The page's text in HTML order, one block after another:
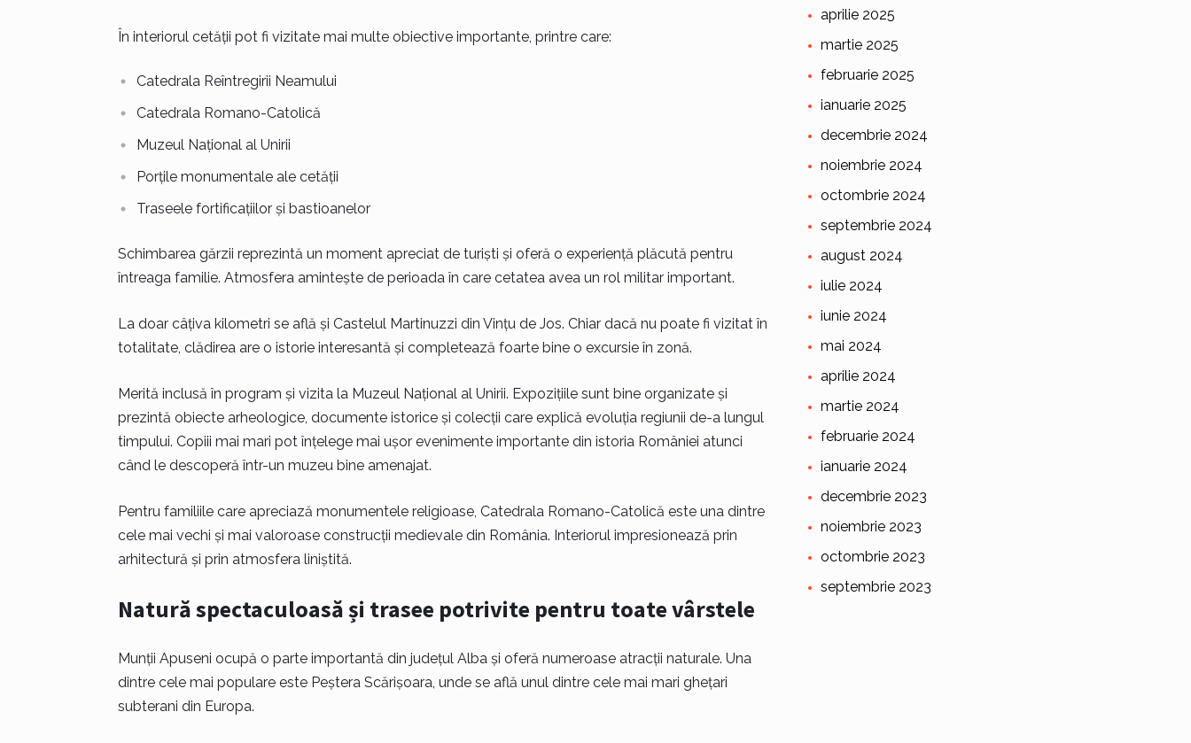
În interiorul cetății pot fi vizitate mai multe obiective importante, printre care:
Catedrala Reîntregirii Neamului
Catedrala Romano-Catolică
Muzeul Național al Unirii
Porțile monumentale ale cetății
Traseele fortificațiilor și bastioanelor
Schimbarea gărzii reprezintă un moment apreciat de turiști și oferă o experiență plăcută pentru
întreaga familie. Atmosfera amintește de perioada în care cetatea avea un rol militar important.
La doar câțiva kilometri se află și Castelul Martinuzzi din Vințu de Jos. Chiar dacă nu poate fi vizitat în
totalitate, clădirea are o istorie interesantă și completează foarte bine o excursie în zonă.
Merită inclusă în program și vizita la Muzeul Național al Unirii. Expozițiile sunt bine organizate și
prezintă obiecte arheologice, documente istorice și colecții care explică evoluția regiunii de-a lungul
timpului. Copiii mai mari pot înțelege mai ușor evenimente importante din istoria României atunci
când le descoperă într-un muzeu bine amenajat.
Pentru familiile care apreciază monumentele religioase, Catedrala Romano-Catolică este una dintre
cele mai vechi și mai valoroase construcții medievale din România. Interiorul impresionează prin
arhitectură și prin atmosfera liniștită.
Natură spectaculoasă și trasee potrivite pentru toate vârstele
Munții Apuseni ocupă o parte importantă din județul Alba și oferă numeroase atracții naturale. Una
dintre cele mai populare este Peștera Scărișoara, unde se află unul dintre cele mai mari ghețari
subterani din Europa.
aprilie 2025
martie 2025
februarie 2025
ianuarie 2025
decembrie 2024
noiembrie 2024
octombrie 2024
septembrie 2024
august 2024
iulie 2024
iunie 2024
mai 2024
aprilie 2024
martie 2024
februarie 2024
ianuarie 2024
decembrie 2023
noiembrie 2023
octombrie 2023
septembrie 2023